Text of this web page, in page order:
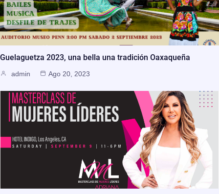
Guelaguetza 2023, una bella una tradición Oaxaqueña
admin Ago 20, 2023